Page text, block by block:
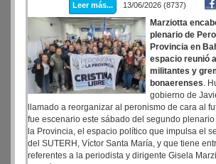
Leer más... 13/06/2026 (8737)
Marziotta
plenario de
Provincia en
espacio reunió
militantes y
bonaerenses.
gobierno de
llamado a reorganizar al peronismo de cara al
fue escenario este sábado del segundo
la Provincia, el espacio político que impulsa el
del SUTERH, Víctor Santa María, y que tiene
referentes a la periodista y dirigente Gisela